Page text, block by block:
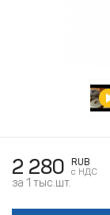
2 280
RUB
c НДС
за 1 тыс.шт.